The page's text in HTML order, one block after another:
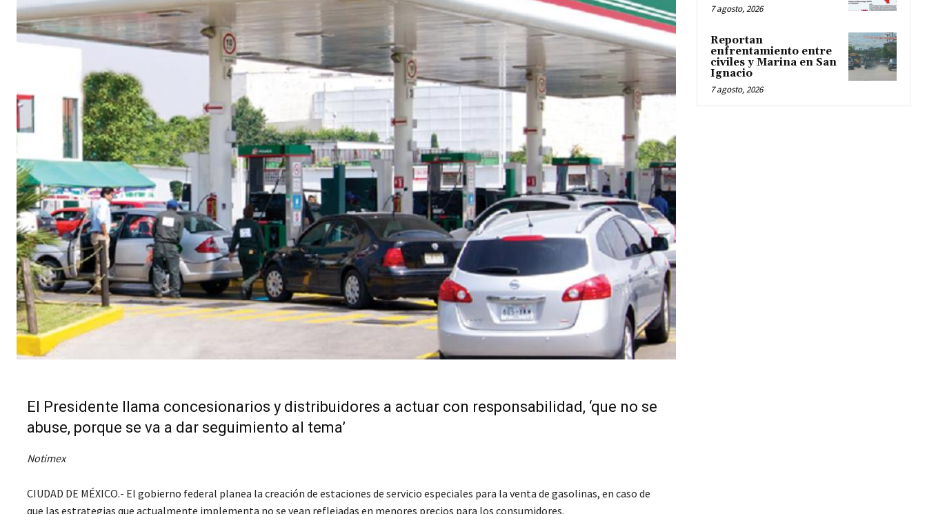
El Presidente llama concesionarios y distribuidores a actuar con responsabilidad, ‘que no se
abuse, porque se va a dar seguimiento al tema’
Notimex
CIUDAD DE MÉXICO.- El gobierno federal planea la creación de estaciones de servicio especiales para la venta de gasolinas, en caso de
que las estrategias que actualmente implementa no se vean reflejadas en menores precios para los consumidores.
7 agosto, 2026
Reportan
enfrentamiento entre
civiles y Marina en San
Ignacio
7 agosto, 2026